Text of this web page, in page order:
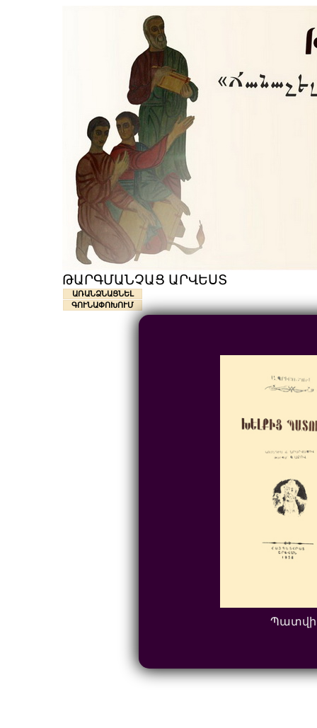
ԹԱՐԳՄԱՆՉԱՑ ԱՐՎԵՍՏ
ԱՌԱՆՁՆԱՑՆԵԼ
ԳՈՒՆԱՓՈԽՈՒՄ